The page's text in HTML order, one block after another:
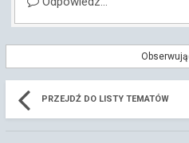
PRZEJDŹ DO LISTY TEMATÓW